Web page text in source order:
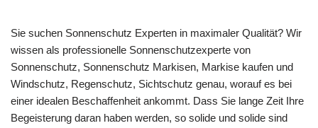
Sie suchen Sonnenschutz Experten in maximaler Qualität? Wir
wissen als professionelle Sonnenschutzexperte von
Sonnenschutz, Sonnenschutz Markisen, Markise kaufen und
Windschutz, Regenschutz, Sichtschutz genau, worauf es bei
einer idealen Beschaffenheit ankommt. Dass Sie lange Zeit Ihre
Begeisterung daran haben werden, so solide und solide sind